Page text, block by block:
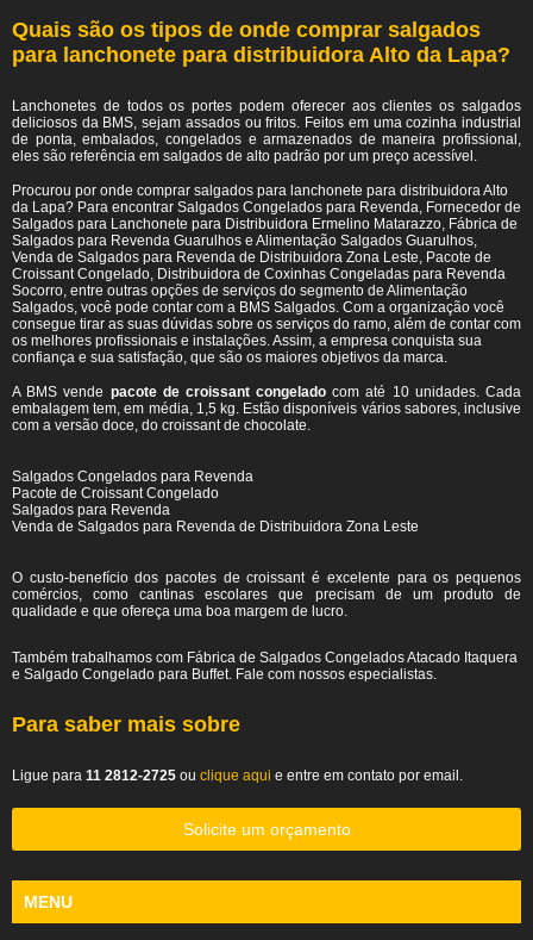
Quais são os tipos de onde comprar salgados
para lanchonete para distribuidora Alto da Lapa?
Lanchonetes de todos os portes podem oferecer aos clientes os salgados
deliciosos da BMS, sejam assados ou fritos. Feitos em uma cozinha industrial
de ponta, embalados, congelados e armazenados de maneira profissional,
eles são referência em salgados de alto padrão por um preço acessível.
Procurou por onde comprar salgados para lanchonete para distribuidora Alto
da Lapa? Para encontrar Salgados Congelados para Revenda, Fornecedor de
Salgados para Lanchonete para Distribuidora Ermelino Matarazzo, Fábrica de
Salgados para Revenda Guarulhos e Alimentação Salgados Guarulhos,
Venda de Salgados para Revenda de Distribuidora Zona Leste, Pacote de
Croissant Congelado, Distribuidora de Coxinhas Congeladas para Revenda
Socorro, entre outras opções de serviços do segmento de Alimentação
Salgados, você pode contar com a BMS Salgados. Com a organização você
consegue tirar as suas dúvidas sobre os serviços do ramo, além de contar com
os melhores profissionais e instalações. Assim, a empresa conquista sua
confiança e sua satisfação, que são os maiores objetivos da marca.
A BMS vende pacote de croissant congelado com até 10 unidades. Cada
embalagem tem, em média, 1,5 kg. Estão disponíveis vários sabores, inclusive
com a versão doce, do croissant de chocolate.
Salgados Congelados para Revenda
Pacote de Croissant Congelado
Salgados para Revenda
Venda de Salgados para Revenda de Distribuidora Zona Leste
O custo-benefício dos pacotes de croissant é excelente para os pequenos
comércios, como cantinas escolares que precisam de um produto de
qualidade e que ofereça uma boa margem de lucro.
Também trabalhamos com Fábrica de Salgados Congelados Atacado Itaquera
e Salgado Congelado para Buffet. Fale com nossos especialistas.
Para saber mais sobre
Ligue para 11 2812-2725 ou clique aqui e entre em contato por email.
Solicite um orçamento
MENU